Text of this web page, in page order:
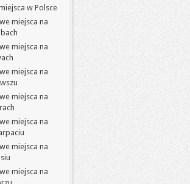
w Polsce
miejsca na
miejsca na
miejsca na
miejsca na
miejsca na
miejsca na
miejsca na